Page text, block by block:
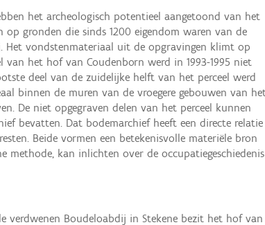
het archeologisch potentieel aangetoond van het
op gronden die sinds 1200 eigendom waren van de
Het vondstenmateriaal uit de opgravingen klimt op
van het hof van Coudenborn werd in 1993-1995 niet
deel van de zuidelijke helft van het perceel werd
binnen de muren van de vroegere gebouwen van
De niet opgegraven delen van het perceel kunnen
bevatten. Dat bodemarchief heeft een directe relatie
Beide vormen een betekenisvolle materiële bron
methode, kan inlichten over de occupatiegeschiedenis
verdwenen Boudeloabdij in Stekene bezit het hof van